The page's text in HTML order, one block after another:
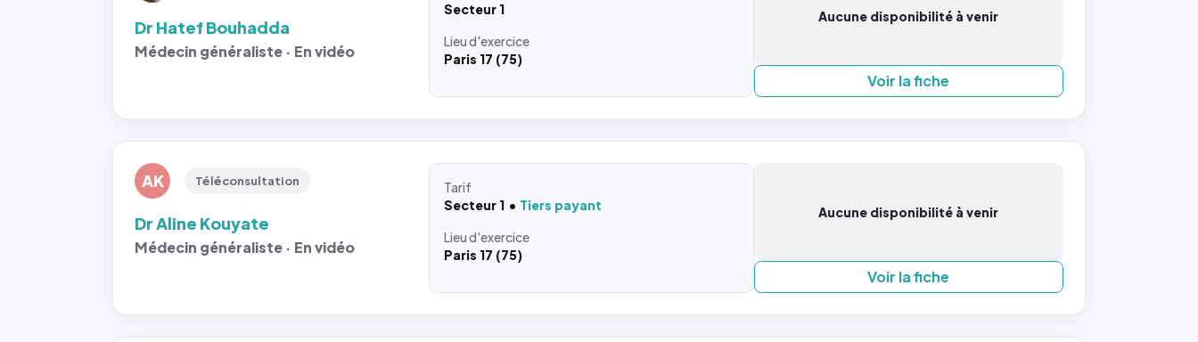
Dr Hatef Bouhadda
Médecin généraliste · En vidéo
Secteur 1
Lieud'exercice
Paris 17 (75)
Aucune disponibilité à venir
Voir la fiche
AK Téléconsultation
Dr Aline Kouyate
Médecin généraliste · En vidéo
Tarif
Secteur 1
Tiers payant
Lieud'exercice
Paris 17 (75)
Aucune disponibilité à venir
Voir la fiche